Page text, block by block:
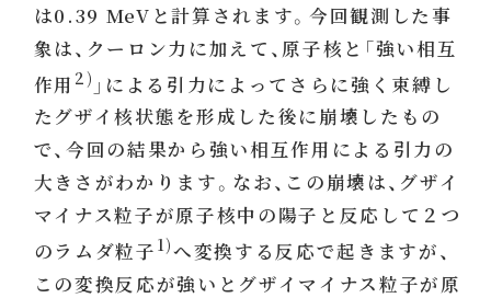
は0.39 MeVと計算されます。今回観測した事
象は、クーロン力に加えて、原子核と「強い相互
作用 2) 」による引力によってさらに強く束縛し
たグザイ核状態を形成した後に崩壊したもの
で、今回の結果から強い相互作用による引力の
大きさがわかります。なお、この崩壊は、グザイ
マイナス粒子が原子核中の陽子と反応して２つ
のラムダ粒子 1)へ変換する反応で起きますが、
この変換反応が強いとグザイマイナス粒子が原